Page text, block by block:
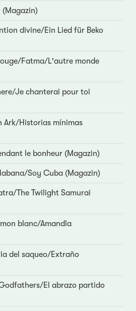
(Magazin)
divine/Ein Lied für Beko
Fatma/L'autre monde
Je chanterai pour toi
Ark/Historias mínimas
le bonheur (Magazin)
Soy Cuba (Magazin)
The Twilight Samurai
blanc/Amandla
del saqueo/Extraño
El abrazo partido